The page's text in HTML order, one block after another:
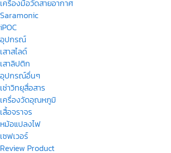
เครื่องมือวัดสายอากาศ
Saramonic
iPOC
อุปกรณ์
เสาสไลด์
เสาลิปติก
อุปกรณ์อื่นๆ
เช่าวิทยุสื่อสาร
เครื่องวัดอุณหภูมิ
เสื้อจราจร
หม้อแปลงไฟ
เซฟเวอร์
Review Product